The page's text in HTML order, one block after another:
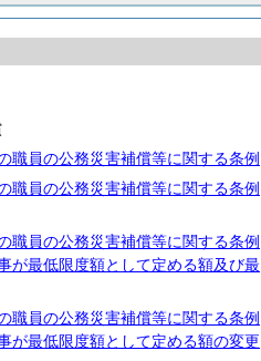
職員の公務災害補償等に関する条例
職員の公務災害補償等に関する条例
職員の公務災害補償等に関する条例
が最低限度額として定める額及び最
職員の公務災害補償等に関する条例
が最低限度額として定める額の変更